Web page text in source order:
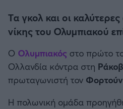
Άρης
ΟΦΗ
Μεγάλη μου Αγάπη
Μια Ιστορία από την Πόλη
Τα γκολ και οι
νίκης του Ολυμπιακού
Ο Ολυμπιακός στο πρώτο
Ολλανδία κόντρα στη Ράκοβ
πρωταγωνιστή τον
Η πολωνική ομάδα